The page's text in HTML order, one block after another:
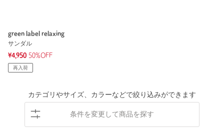
green label relaxing
サンダル
¥4,950 50%OFF
再入荷
カテゴリやサイズ、カラーなどで絞り込みができます
条件を変更して商品を探す